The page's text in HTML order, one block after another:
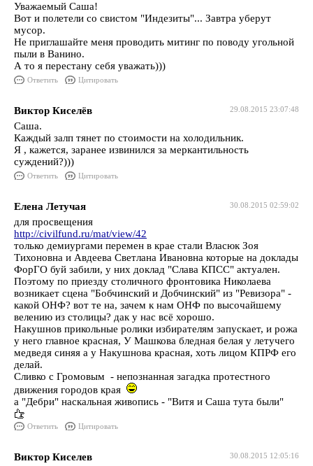
Уважаемый Саша!
Вот и полетели со свистом "Индезиты"... Завтра уберут
мусор.
Не приглашайте меня проводить митинг по поводу угольной
пыли в Ванино.
А то я перестану себя уважать)))
Ответить Цитировать
29.08.2015 23:07:48
Виктор Киселёв
Саша.
Каждый залп тянет по стоимости на холодильник.
Я , кажется, заранее извинился за меркантильность
суждений?)))
Ответить Цитировать
30.08.2015 02:59:02
Елена Летучая
для просвещения
http://civilfund.ru/mat/view/42
только демиургами перемен в крае стали Власюк Зоя
Тихоновна и Авдеева Светлана Ивановна которые на доклады
ФорГО буй забили, у них доклад "Слава КПСС" актуален.
Поэтому по приезду столичного фронтовика Николаева
возникает сцена "Бобчинский и Добчинский" из "Ревизора" -
какой ОНФ? вот те на, зачем к нам ОНФ по высочайшему
велению из столицы? дак у нас всё хорошо.
Накушнов прикольные ролики избирателям запускает, и рожа
у него главное красная, У Машкова бледная белая у летучего
медведя синяя а у Накушнова красная, хоть лицом КПРФ его
делай.
Сливко с Громовым - непознанная загадка протестного
движения городов края
а "Дебри" наскальная живопись - "Витя и Саша тута были"
Ответить Цитировать
30.08.2015 12:05:16
Виктор Киселев